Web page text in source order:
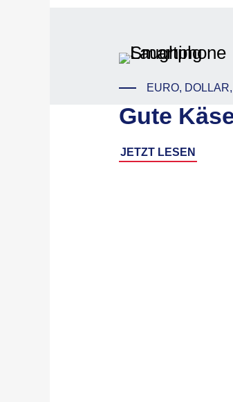
EURO,
Gute
JETZT LESEN